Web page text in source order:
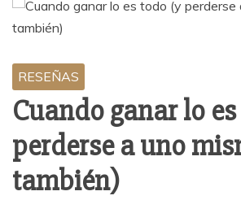
RESEÑAS
Cuando ganar lo
perderse a uno
también)